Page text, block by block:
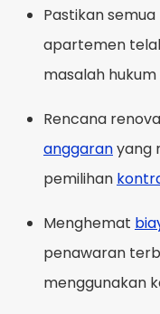
Pastikan semua
apartemen
masalah
Rencana
anggaranyang
pemilihan
Menghemat
penawaran
menggunakan